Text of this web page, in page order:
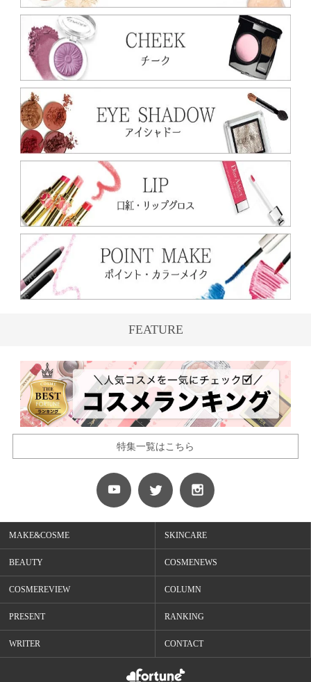
FEATURE
特集一覧はこちら
MAKE&COSME SKINCARE
BEAUTY COSMENEWS
COSMEREVIEW COLUMN
PRESENT RANKING
WRITER CONTACT